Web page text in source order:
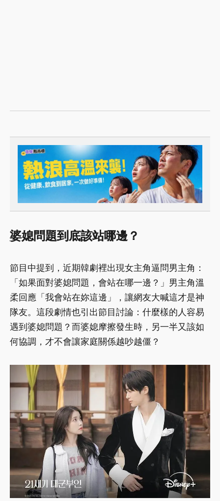
婆媳問題到底該站哪邊？
節目中提到，近期韓劇裡出現女主角逼問男主角：
「如果面對婆媳問題，會站在哪一邊？」男主角溫
柔回應「我會站在妳這邊」，讓網友大喊這才是神
隊友。這段劇情也引出節目討論：什麼樣的人容易
遇到婆媳問題？而婆媳摩擦發生時，另一半又該如
何協調，才不會讓家庭關係越吵越僵？